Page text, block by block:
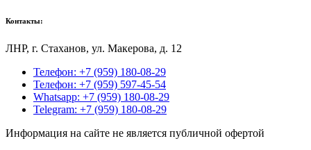
Контакты:
ЛНР, г. Стаханов, ул. Макерова, д. 12
Телефон: +7 (959) 180-08-29
Телефон: +7 (959) 597-45-54
Whatsapp: +7 (959) 180-08-29
Telegram: +7 (959) 180-08-29
Информация на сайте не является публичной офертой